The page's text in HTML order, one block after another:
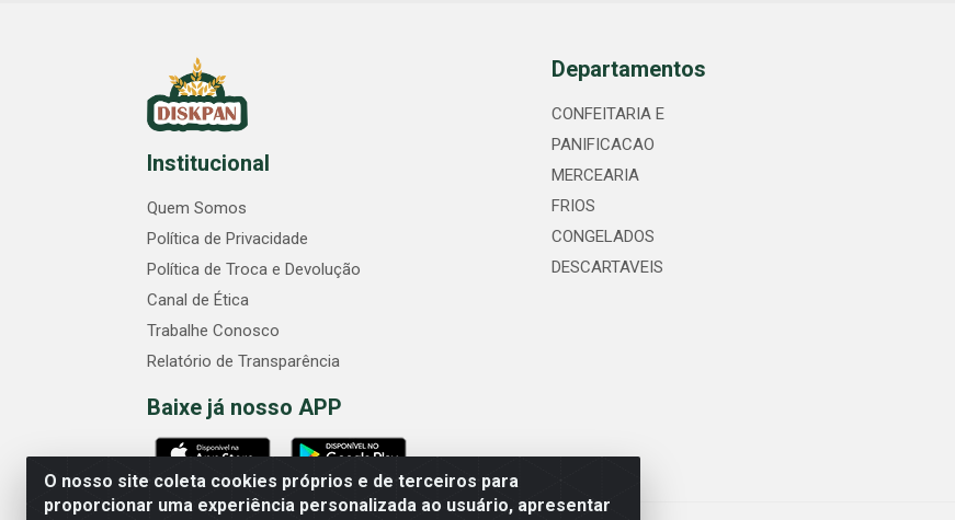
O nosso site coleta cookies próprios e de terceiros para
proporcionar uma experiência personalizada ao usuário, apresentar
Institucional
Quem Somos
Política de Privacidade
Política de Troca e Devolução
Canal de Ética
Trabalhe Conosco
Relatório de Transparência
Baixe já nosso APP
Departamentos
CONFEITARIA E
PANIFICACAO
MERCEARIA
FRIOS
CONGELADOS
DESCARTAVEIS